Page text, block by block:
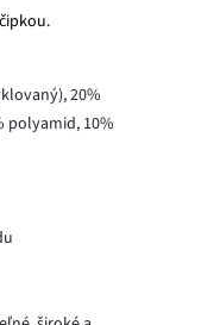
20%
polyamid, 10%